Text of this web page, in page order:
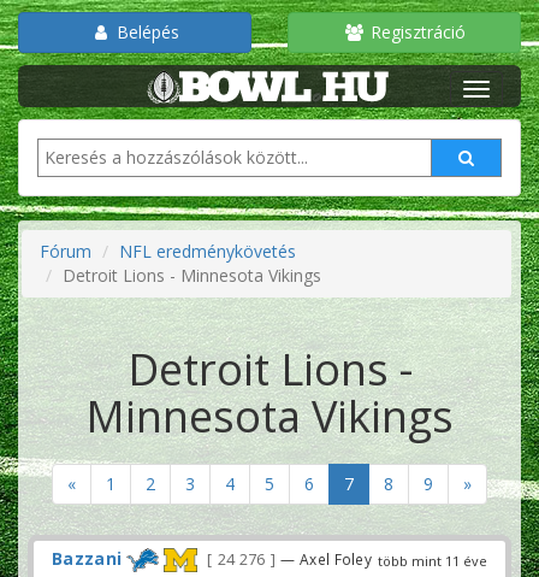
Belépés Regisztráció
Fórum
NFL eredménykövetés
Detroit Lions - Minnesota Vikings
Detroit Lions -
Minnesota Vikings
« 1 2 3 4 5 6 7 8 9 »
több mint 11 éve
Bazzani 24 276 — Axel Foley